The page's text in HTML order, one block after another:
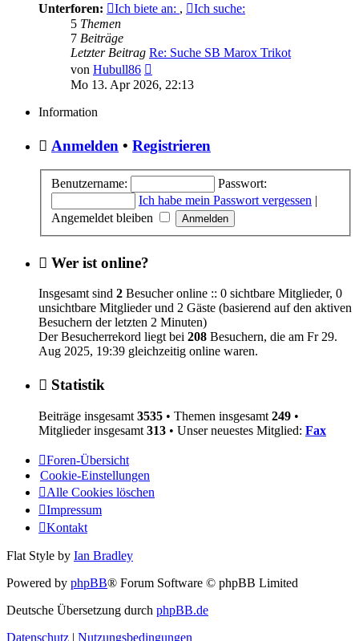
Unterforen:
Ich biete an: ,
Ich suche:
5 Themen
7 Beiträge
Letzter Beitrag Re: Suche SB Marox Trikot
von Hubull86
Beitrag
Mo 13. Apr 2026, 22:13
Information
Anmelden • Registrieren
Benutzername:
Passwort:
Ich habe mein Passwort vergessen |
Angemeldet bleiben
Wer ist online?
Insgesamt sind 2 Besucher online :: 0 sichtbare Mitglieder, 0
unsichtbare Mitglieder und 2 Gäste (basierend auf den aktiven
Besuchern der letzten 2 Minuten)
Der Besucherrekord liegt bei 208 Besuchern, die am Fr 29.
Aug 2025, 19:39 gleichzeitig online waren.
Statistik
Beiträge insgesamt 3535 • Themen insgesamt 249 •
Mitglieder insgesamt 313 • Unser neuestes Mitglied: Fax
Foren-Übersicht
Cookie-Einstellungen
Alle Cookies löschen
Impressum
Kontakt
Flat Style by Ian Bradley
Powered by phpBB® Forum Software © phpBB Limited
Deutsche Übersetzung durch phpBB.de
Datenschutz | Nutzungsbedingungen